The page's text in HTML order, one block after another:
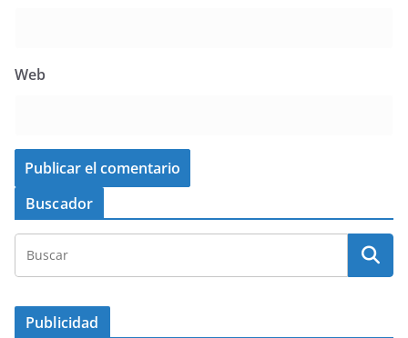
Web
Buscador
Publicidad